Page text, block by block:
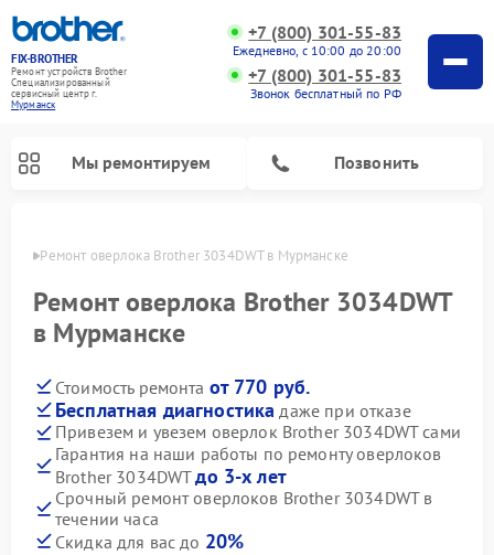
FIX-BROTHER
Ремонт устройств Brother
Специализированный
cервисный центр г.
Мурманск
+7 (800) 301-55-83
Ежедневно, с 10:00 до 20:00
+7 (800) 301-55-83
Звонок бесплатный по РФ
Мы ремонтируем Позвонить
Ремонт оверлока Brother 3034DWT в Мурманске
Ремонт оверлока Brother 3034DWT
в Мурманске
Стоимость ремонта от 770 руб.
Бесплатная диагностика даже при отказе
Привезем и увезем оверлок Brother 3034DWT сами
Гарантия на наши работы по ремонту оверлоков
Brother 3034DWTдо 3-х лет
Срочный ремонт оверлоков Brother 3034DWT в
течении часа
Скидка для вас до 20%